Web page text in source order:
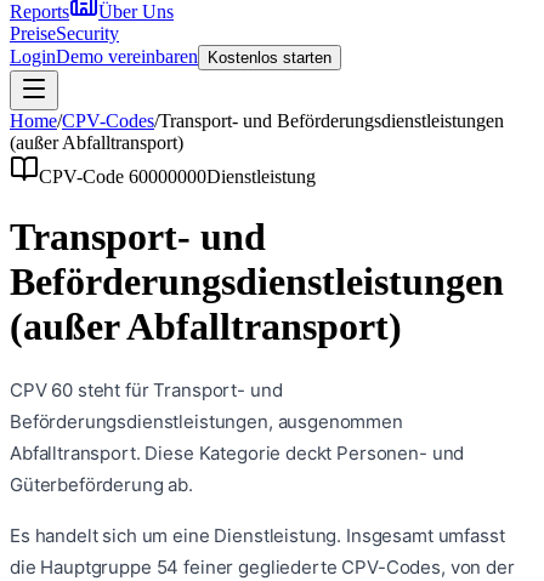
Reports
Über Uns
PreiseSecurity
LoginDemo vereinbaren Kostenlos starten
Home/CPV-Codes/Transport- und Beförderungsdienstleistungen
(außer Abfalltransport)
CPV-Code 60000000Dienstleistung
Transport- und
Beförderungsdienstleistungen
(außer Abfalltransport)
CPV 60 steht für Transport- und
Beförderungsdienstleistungen, ausgenommen
Abfalltransport. Diese Kategorie deckt Personen- und
Güterbeförderung ab.
Es handelt sich um eine Dienstleistung. Insgesamt umfasst
die Hauptgruppe 54 feiner gegliederte CPV-Codes, von der